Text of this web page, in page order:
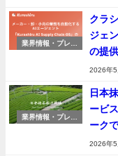
業界情報・プレス
クラ
ジェ
の提
2026年5
業界情報・プレス
日本
ービ
ーク
2026年5